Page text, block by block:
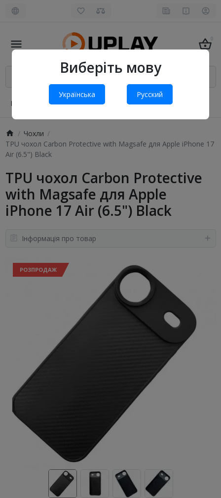
Виберіть мову
Українська Русский
0
Про нас Оплата і доставка Обмін та повернення
Чохли
TPU чохол Carbon Protective with Magsafe для Apple iPhone 17
Air (6.5") Black
TPU чохол Carbon Protective
with Magsafe для Apple
iPhone 17 Air (6.5") Black
Інформація про товар
РОЗПРОДАЖ